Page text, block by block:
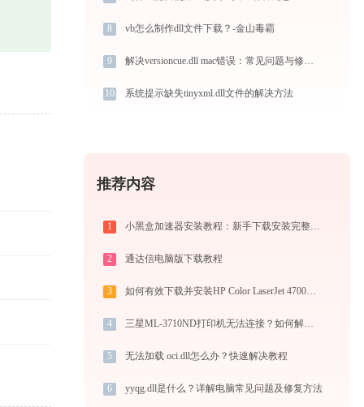
8 vb怎么制作dll文件下载？-金山毒霸
9 解决versioncue.dll mac错误：常见问题与修复指南
10 系统提示缺失tinyxml.dll文件的解决方法
推荐内容
1 小黑盒加速器安装教程：新手下载安装完整步骤
2 通达信电脑版下载教程
3 如何有效下载并安装HP Color LaserJet 4700打印机驱动？全方位指导手册
4 三星ML-3710ND打印机无法连接？如何解决？-金山毒霸
5 无法加载 oci.dll怎么办？快速解决教程
6 yyqg.dll是什么？详解电脑常见问题及修复方法